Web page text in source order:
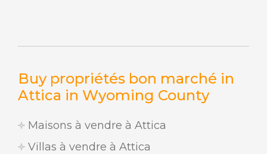
Buy propriétés bon marché in
Attica in Wyoming County
Maisons à vendre à Attica
Villas à vendre à Attica